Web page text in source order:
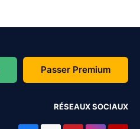
Passer Premium
RÉSEAUX SOCIAUX